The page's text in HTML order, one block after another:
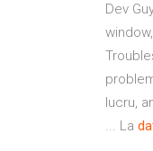
Dev
lucru,
... La